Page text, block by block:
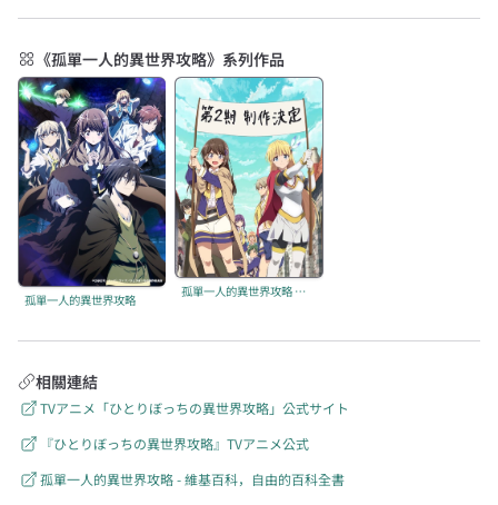
《孤單一人的異世界攻略》系列作品
孤單一人的異世界攻略
孤單一人的異世界攻略 第二季
相關連結
TVアニメ「ひとりぼっちの異世界攻略」公式サイト
『ひとりぼっちの異世界攻略』TVアニメ公式
孤單一人的異世界攻略 - 維基百科，自由的百科全書